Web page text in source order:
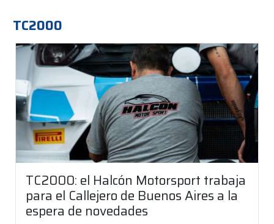
TC2000
TC2000: el Halcón Motorsport trabaja
para el Callejero de Buenos Aires a la
espera de novedades